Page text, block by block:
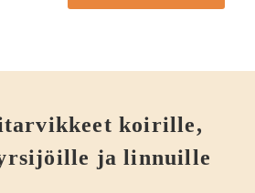
koirille,
ja linnuille